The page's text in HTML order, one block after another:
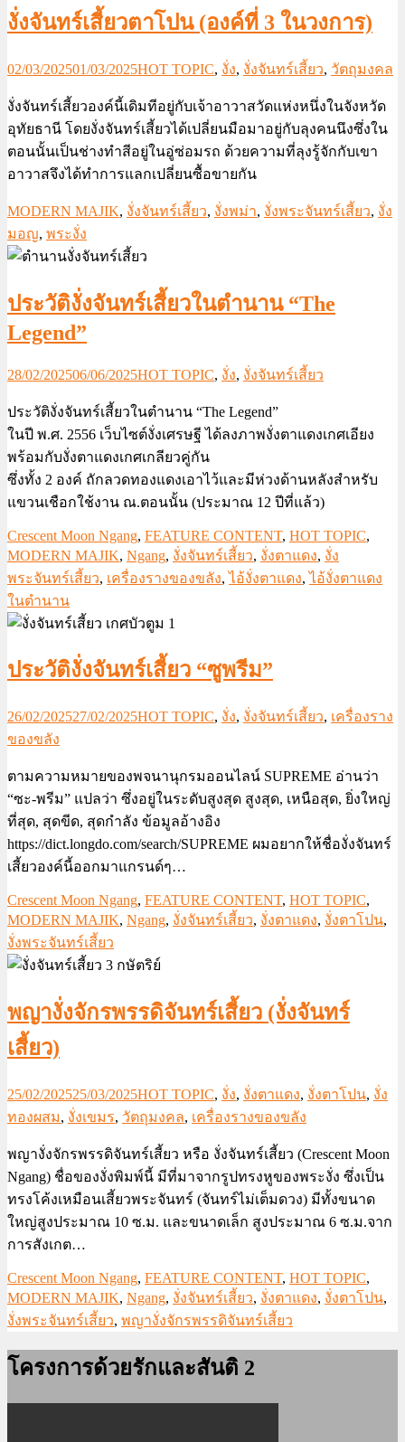
งั่งจันทร์เสี้ยวตาโปน (องค์ที่ 3 ในวงการ)
02/03/202501/03/2025HOT TOPIC, งั่ง, งั่งจันทร์เสี้ยว, วัตถุมงคล
งั่งจันทร์เสี้ยวองค์นี้เดิมทีอยู่กับเจ้าอาวาสวัดแห่งหนึ่งในจังหวัด
อุทัยธานี โดยงั่งจันทร์เสี้ยวได้เปลี่ยนมือมาอยู่กับลุงคนนึงซึ่งใน
ตอนนั้นเป็นช่างทำสีอยู่ในอู่ซ่อมรถ ด้วยความที่ลุงรู้จักกับเขา
อาวาสจึงได้ทำการแลกเปลี่ยนซื้อขายกัน
MODERN MAJIK, งั่งจันทร์เสี้ยว, งั่งพม่า, งั่งพระจันทร์เสี้ยว, งั่ง
มอญ, พระงั่ง
ประวัติงั่งจันทร์เสี้ยวในตำนาน “The
Legend”
28/02/202506/06/2025HOT TOPIC, งั่ง, งั่งจันทร์เสี้ยว
ประวัติงั่งจันทร์เสี้ยวในตำนาน “The Legend”
ในปี พ.ศ. 2556 เว็บไซต์งั่งเศรษฐี ได้ลงภาพงั่งตาแดงเกศเอียง
พร้อมกับงั่งตาแดงเกศเกลียวคู่กัน
ซึ่งทั้ง 2 องค์ ถักลวดทองแดงเอาไว้และมีห่วงด้านหลังสำหรับ
แขวนเชือกใช้งาน ณ.ตอนนั้น (ประมาณ 12 ปีที่แล้ว)
Crescent Moon Ngang, FEATURE CONTENT, HOT TOPIC,
MODERN MAJIK, Ngang, งั่งจันทร์เสี้ยว, งั่งตาแดง, งั่ง
พระจันทร์เสี้ยว, เครื่องรางของขลัง,ไอ้งั่งตาแดง,ไอ้งั่งตาแดง
ในตำนาน
ประวัติงั่งจันทร์เสี้ยว “ซูพรีม”
26/02/202527/02/2025HOT TOPIC, งั่ง, งั่งจันทร์เสี้ยว, เครื่องราง
ของขลัง
ตามความหมายของพจนานุกรมออนไลน์ SUPREME อ่านว่า
“ซะ-พรีม” แปลว่า ซึ่งอยู่ในระดับสูงสุด สูงสุด, เหนือสุด, ยิ่งใหญ่
ที่สุด, สุดขีด, สุดกำลัง ข้อมูลอ้างอิง
https://dict.longdo.com/search/SUPREME ผมอยากให้ชื่องั่งจันทร์
เสี้ยวองค์นี้ออกมาแกรนด์ๆ…
Crescent Moon Ngang, FEATURE CONTENT, HOT TOPIC,
MODERN MAJIK, Ngang, งั่งจันทร์เสี้ยว, งั่งตาแดง, งั่งตาโปน,
งั่งพระจันทร์เสี้ยว
พญางั่งจักรพรรดิจันทร์เสี้ยว (งั่งจันทร์
เสี้ยว)
25/02/202525/03/2025HOT TOPIC, งั่ง, งั่งตาแดง, งั่งตาโปน, งั่ง
ทองผสม, งั่งเขมร, วัตถุมงคล, เครื่องรางของขลัง
พญางั่งจักรพรรดิจันทร์เสี้ยว หรือ งั่งจันทร์เสี้ยว (Crescent Moon
Ngang) ชื่อของงั่งพิมพ์นี้ มีที่มาจากรูปทรงหูของพระงั่ง ซึ่งเป็น
ทรงโค้งเหมือนเสี้ยวพระจันทร์ (จันทร์ไม่เต็มดวง) มีทั้งขนาด
ใหญ่สูงประมาณ 10 ซ.ม. และขนาดเล็ก สูงประมาณ 6 ซ.ม.จาก
การสังเกต…
Crescent Moon Ngang, FEATURE CONTENT, HOT TOPIC,
MODERN MAJIK, Ngang, งั่งจันทร์เสี้ยว, งั่งตาแดง, งั่งตาโปน,
งั่งพระจันทร์เสี้ยว, พญางั่งจักรพรรดิจันทร์เสี้ยว
โครงการด้วยรักและสันติ 2